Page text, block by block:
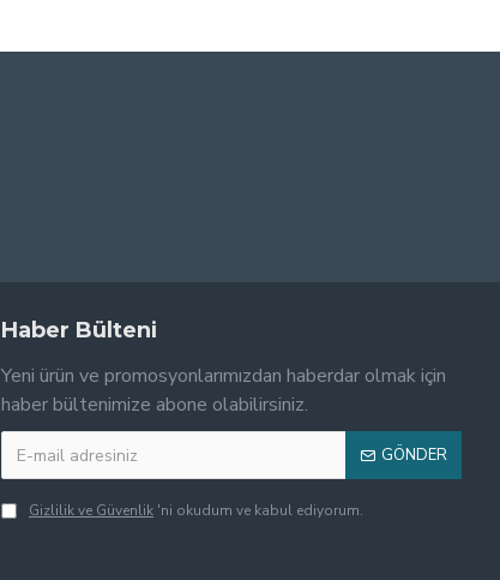
Haber Bülteni
Yeni ürün ve promosyonlarımızdan haberdar olmak için
haber bültenimize abone olabilirsiniz.
GÖNDER
Gizlilik ve Güvenlik 'ni okudum ve kabul ediyorum.